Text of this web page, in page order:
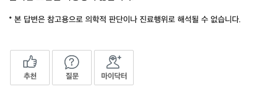
* 본 답변은 참고용으로 의학적 판단이나 진료행위로 해석될 수 없습니다.
추천 질문 마이닥터